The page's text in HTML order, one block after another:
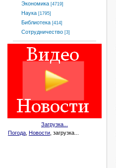
Экономика [4719]
Наука [1795]
Библиотека [414]
Сотрудничество [3]
Загрузка...
Погода Новости , загрузка...